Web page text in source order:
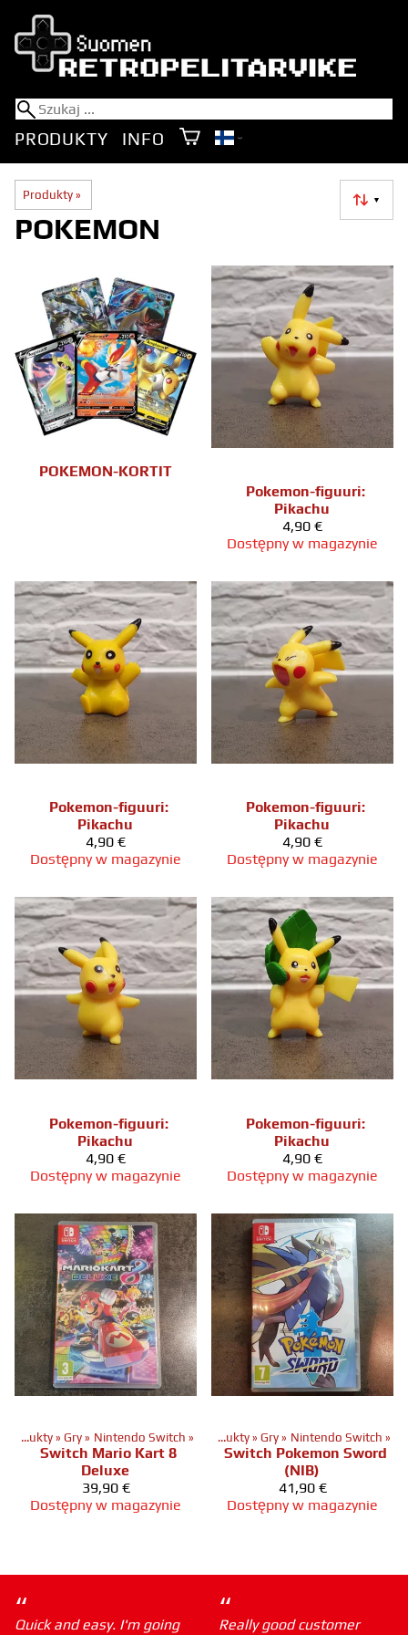
PRODUKTY INFO
Produkty ‪» ▼
POKEMON
POKEMON-KORTIT
Pokemon-figuuri:
Pikachu
4,90 €
Dostępny w magazynie
Pokemon-figuuri:
Pikachu
4,90 €
Dostępny w magazynie
Pokemon-figuuri:
Pikachu
4,90 €
Dostępny w magazynie
Pokemon-figuuri:
Pikachu
4,90 €
Dostępny w magazynie
Pokemon-figuuri:
Pikachu
4,90 €
Dostępny w magazynie
Produkty ‪» Gry ‪» Nintendo Switch ‪»
Switch Mario Kart 8
Deluxe
39,90 €
Dostępny w magazynie
Produkty ‪» Gry ‪» Nintendo Switch ‪»
Switch Pokemon Sword
(NIB)
41,90 €
Dostępny w magazynie
“
Quick and easy. I'm going
“
Really good customer